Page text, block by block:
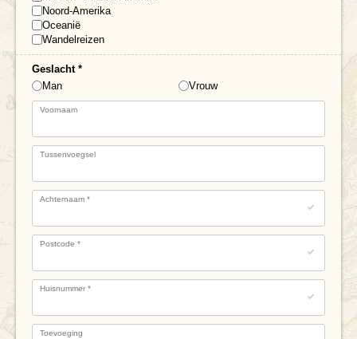
Noord-Amerika
Oceanië
Wandelreizen
Geslacht *
Man
Vrouw
Voornaam
Tussenvoegsel
Achternaam *
Postcode *
Huisnummer *
Toevoeging